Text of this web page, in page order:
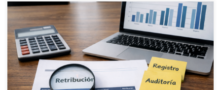
Registro salarial y auditoría retributiva no son lo mismo,
aunque mucha gente los meta en el mismo saco. Aquí te
explicamos la diferencia, cuándo corresponde cada uno, qué
documentación conviene preparar y cómo evitar errores
típicos que te pueden complicar una revisión o inspección.